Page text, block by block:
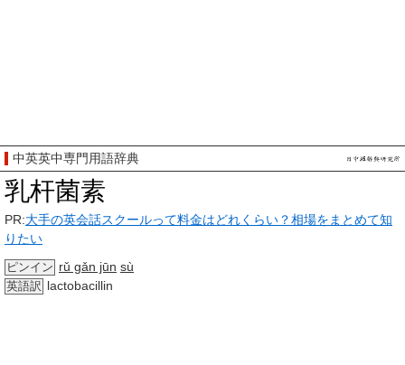
中英英中専門用語辞典
乳杆菌素
PR:大手の英会話スクールって料金はどれくらい？相場をまとめて知
りたい
ピンイン rǔ gǎn jūn sù
英語訳 lactobacillin